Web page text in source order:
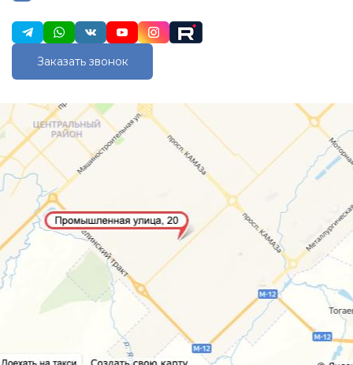
Заказать звонок